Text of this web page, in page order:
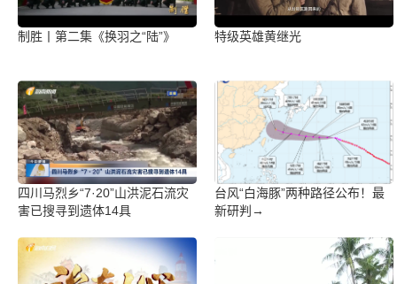
制胜丨第二集《换羽之“陆”》 特级英雄黄继光
四川马烈乡“7·20”山洪泥石流灾
害已搜寻到遗体14具
台风“白海豚”两种路径公布！最
新研判→